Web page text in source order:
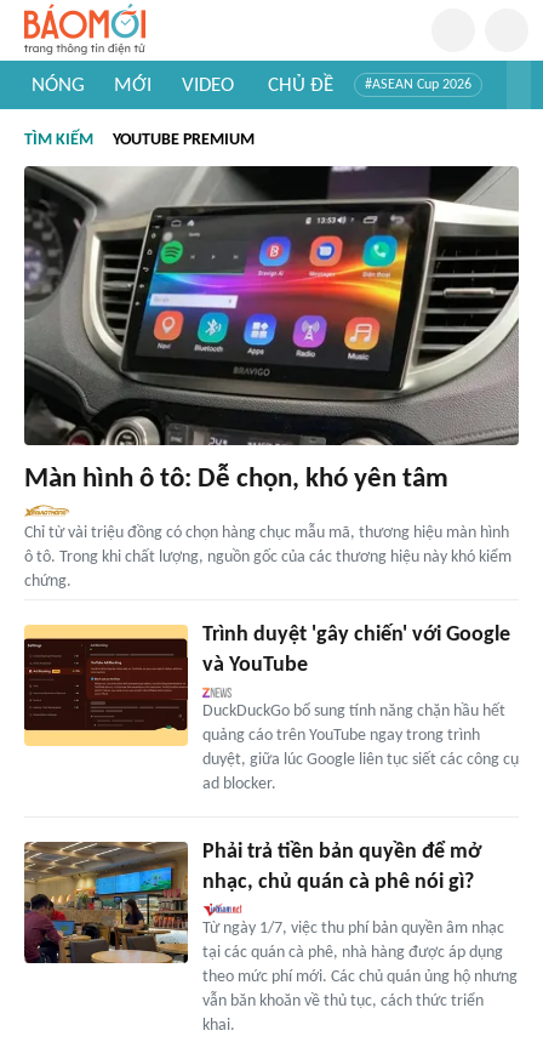
NÓNG MỚI VIDEO CHỦ ĐỀ #ASEAN Cup 2026
#Khám phá thế giới
TÌM KIẾM YOUTUBE PREMIUM
Màn hình ô tô: Dễ chọn, khó yên tâm
Chỉ từ vài triệu đồng có chọn hàng chục mẫu mã, thương hiệu màn hình
ô tô. Trong khi chất lượng, nguồn gốc của các thương hiệu này khó kiểm
chứng.
Trình duyệt 'gây chiến' với Google
và YouTube
DuckDuckGo bổ sung tính năng chặn hầu hết
quảng cáo trên YouTube ngay trong trình
duyệt, giữa lúc Google liên tục siết các công cụ
ad blocker.
Phải trả tiền bản quyền để mở
nhạc, chủ quán cà phê nói gì?
Từ ngày 1/7, việc thu phí bản quyền âm nhạc
tại các quán cà phê, nhà hàng được áp dụng
theo mức phí mới. Các chủ quán ủng hộ nhưng
vẫn băn khoăn về thủ tục, cách thức triển
khai.